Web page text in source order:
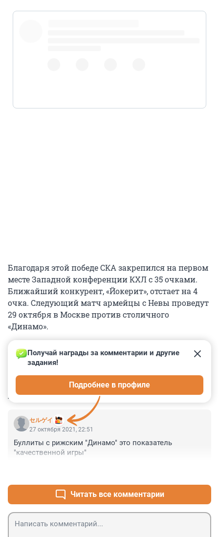
Благодаря этой победе СКА закрепился на первом
месте Западной конференции КХЛ с 35 очками.
Ближайший конкурент, «Йокерит», отстает на 4
очка. Следующий матч армейцы с Невы проведут
29 октября в Москве против столичного
«Динамо».
КОММЕНТАРИИ 1
セルゲイ
Получай награды за комментарии и другие
задания!
Подробнее в профиле
27 октября 2021, 22:51
Буллиты с рижским "Динамо" это показатель
"качественной игры"
Читать все комментарии